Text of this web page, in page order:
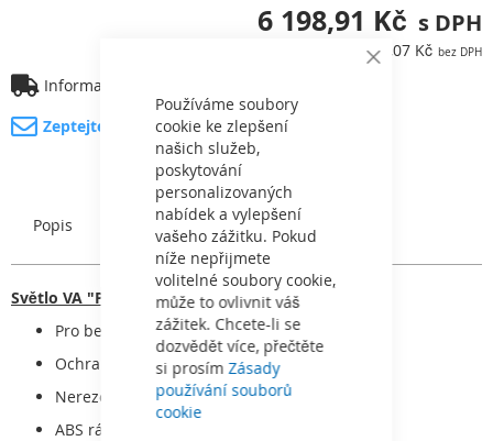
Close
Používáme soubory
cookie ke zlepšení
našich služeb,
poskytování
personalizovaných
nabídek a vylepšení
vašeho zážitku. Pokud
níže nepřijmete
volitelné soubory cookie,
může to ovlivnit váš
zážitek. Chcete-li se
dozvědět více, přečtěte
si prosímZásady
používání souborů
cookie
6 198,91 Kč
5 123,07 Kč
Informace o dopravě
Zeptejte se na produkt
Popis Charakteristický
Světlo VA "PB"
Pro betonové bazény
Ochranná hadice el. kabelu
Nerezové zástřiky
ABS rámeček, ABS hrnec